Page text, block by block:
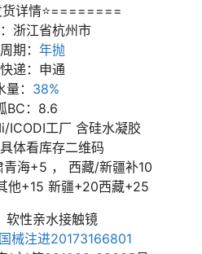
详情⭐========
浙江省杭州市
期： 年抛
递：申通
： 38%
BC：8.6
ICODI工厂 含硅水凝胶
体看库存二维码
海+5 ， 西藏/新疆补10
他+15 新疆+20西藏+25
软性亲水接触镜
国械注进20173166801